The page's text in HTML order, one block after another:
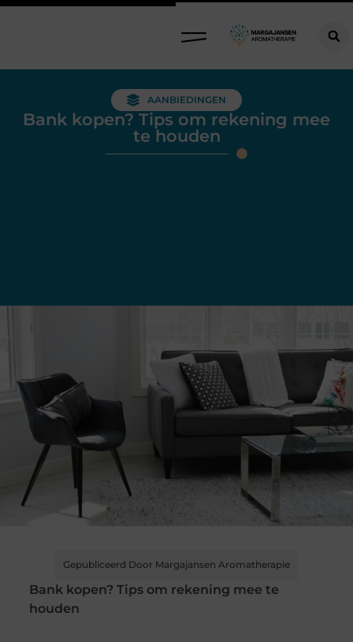
AANBIEDINGEN
Bank kopen? Tips om rekening mee
te houden
Gepubliceerd Door Margajansen Aromatherapie
Bank kopen? Tips om rekening mee te
houden